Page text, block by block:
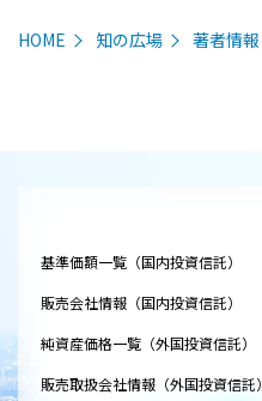
HOME 知の広場 著者情報
基準価額一覧（国内投資信託）
販売会社情報（国内投資信託）
純資産価格一覧（外国投資信託）
販売取扱会社情報（外国投資信託）